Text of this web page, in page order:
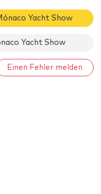
Yacht Show
Yacht Show
Einen Fehler melden